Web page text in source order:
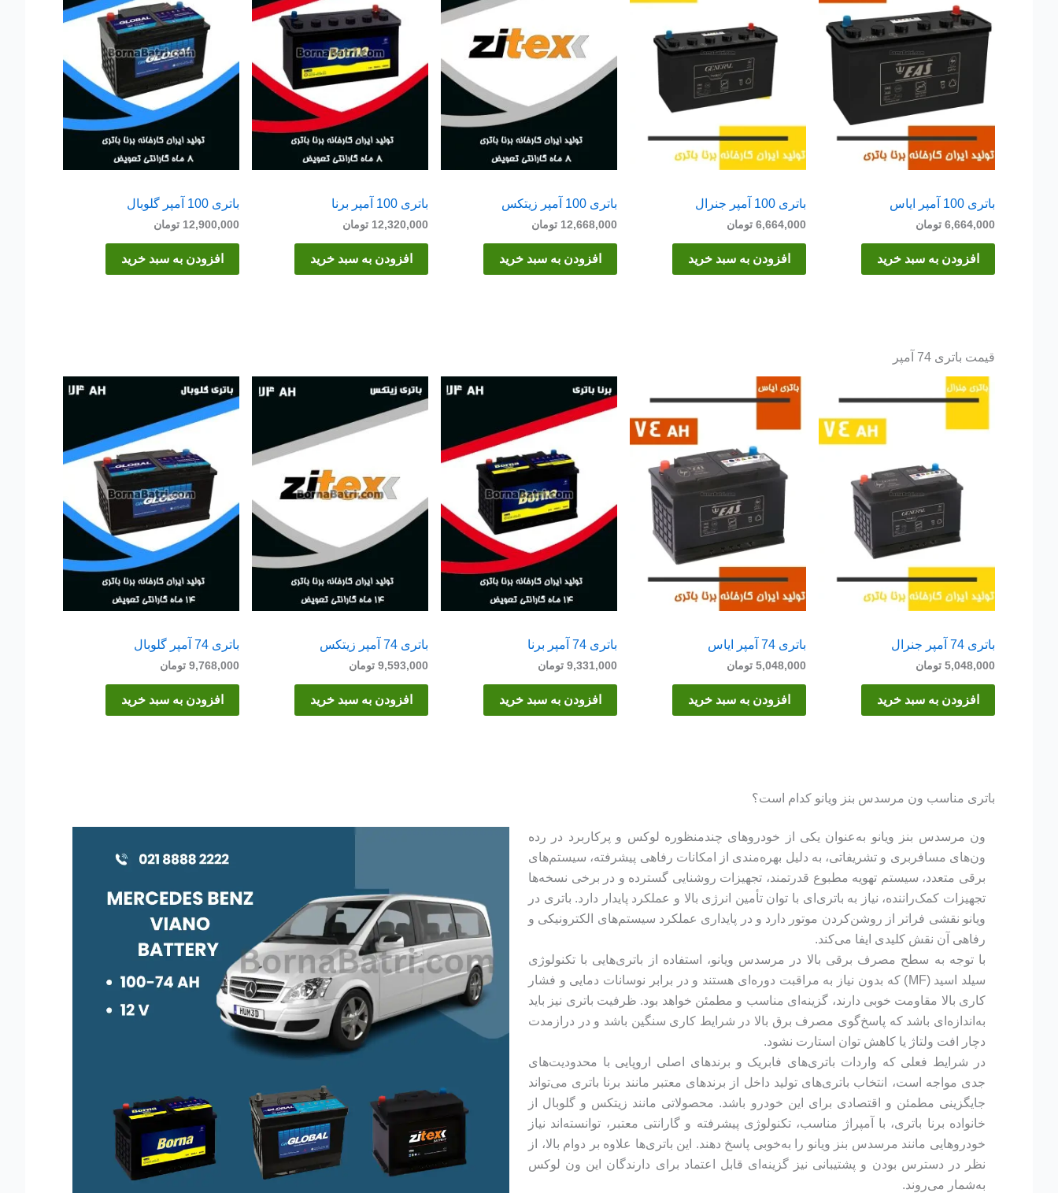
باتری 100 آمپر ایاس
6,664,000 تومان
افزودن به سبد خرید
باتری 100 آمپر جنرال
6,664,000 تومان
افزودن به سبد خرید
باتری 100 آمپر زیتکس
12,668,000 تومان
افزودن به سبد خرید
باتری 100 آمپر برنا
12,320,000 تومان
افزودن به سبد خرید
باتری 100 آمپر گلوبال
12,900,000 تومان
افزودن به سبد خرید
قیمت باتری 74 آمپر
باتری 74 آمپر جنرال
5,048,000 تومان
افزودن به سبد خرید
باتری 74 آمپر ایاس
5,048,000 تومان
افزودن به سبد خرید
باتری 74 آمپر برنا
9,331,000 تومان
افزودن به سبد خرید
باتری 74 آمپر زیتکس
9,593,000 تومان
افزودن به سبد خرید
باتری 74 آمپر گلوبال
9,768,000 تومان
افزودن به سبد خرید
باتری مناسب ون مرسدس بنز ویانو کدام است؟
ون مرسدس بنز ویانو به‌عنوان یکی از خودروهای چندمنظوره لوکس و پرکاربرد در رده
ون‌های مسافربری و تشریفاتی، به دلیل بهره‌مندی از امکانات رفاهی پیشرفته، سیستم‌های
برقی متعدد، سیستم تهویه مطبوع قدرتمند، تجهیزات روشنایی گسترده و در برخی نسخه‌ها
تجهیزات کمک‌راننده، نیاز به باتری‌ای با توان تأمین انرژی بالا و عملکرد پایدار دارد. باتری در
ویانو نقشی فراتر از روشن‌کردن موتور دارد و در پایداری عملکرد سیستم‌های الکترونیکی و
رفاهی آن نقش کلیدی ایفا می‌کند.
با توجه به سطح مصرف برقی بالا در مرسدس ویانو، استفاده از باتری‌هایی با تکنولوژی
سیلد اسید (MF) که بدون نیاز به مراقبت دوره‌ای هستند و در برابر نوسانات دمایی و فشار
کاری بالا مقاومت خوبی دارند، گزینه‌ای مناسب و مطمئن خواهد بود. ظرفیت باتری نیز باید
به‌اندازه‌ای باشد که پاسخ‌گوی مصرف برق بالا در شرایط کاری سنگین باشد و در درازمدت
دچار افت ولتاژ یا کاهش توان استارت نشود.
در شرایط فعلی که واردات باتری‌های فابریک و برندهای اصلی اروپایی با محدودیت‌های
جدی مواجه است، انتخاب باتری‌های تولید داخل از برندهای معتبر مانند برنا باتری می‌تواند
جایگزینی مطمئن و اقتصادی برای این خودرو باشد. محصولاتی مانند زیتکس و گلوبال از
خانواده برنا باتری، با آمپراژ مناسب، تکنولوژی پیشرفته و گارانتی معتبر، توانسته‌اند نیاز
خودروهایی مانند مرسدس بنز ویانو را به‌خوبی پاسخ دهند. این باتری‌ها علاوه بر دوام بالا، از
نظر در دسترس بودن و پشتیبانی نیز گزینه‌ای قابل اعتماد برای دارندگان این ون لوکس
به‌شمار می‌روند.